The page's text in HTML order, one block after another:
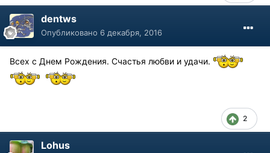
dentws
Опубликовано 6 декабря, 2016
Всех с Днем Рождения. Счастья любви и удачи.
2
Lohus